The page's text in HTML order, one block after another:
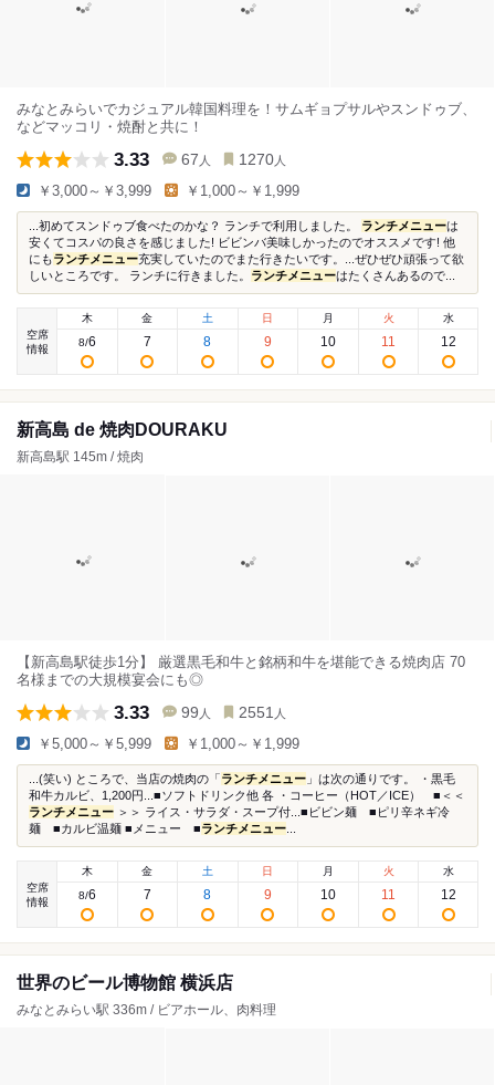
みなとみらいでカジュアル韓国料理を！サムギョプサルやスンドゥブ、
などマッコリ・焼酎と共に！
3.33 67 人 1270 人
￥3,000～￥3,999 ￥1,000～￥1,999
...初めてスンドゥブ食べたのかな？ ランチで利用しました。 ランチメニューは
安くてコスパの良さを感じました! ビビンバ美味しかったのでオススメです! 他
にもランチメニュー充実していたのでまた行きたいです。...ぜひぜひ頑張って欲
しいところです。 ランチに行きました。 ランチメニューはたくさんあるので...
空席
情報
木
8/6
金
7
土
8
日
9
月
10
火
11
水
12
新高島 de 焼肉DOURAKU
新高島駅 145m / 焼肉
【新高島駅徒歩1分】 厳選黒毛和牛と銘柄和牛を堪能できる焼肉店 70
名様までの大規模宴会にも◎
3.33 99 人 2551 人
￥5,000～￥5,999 ￥1,000～￥1,999
...(笑い) ところで、当店の焼肉の「 ランチメニュー 」は次の通りです。 ・黒毛
和牛カルビ、1,200円...■ソフトドリンク他 各 ・コーヒー（HOT／ICE） ■＜＜
ランチメニュー ＞＞ ライス・サラダ・スープ付...■ビビン麺 ■ピリ辛ネギ冷
麺 ■カルビ温麺 ■メニュー ■ランチメニュー
空席
情報
木
8/6
金
7
土
8
日
9
月
10
火
11
水
12
世界のビール博物館 横浜店
みなとみらい駅 336m / ビアホール、肉料理